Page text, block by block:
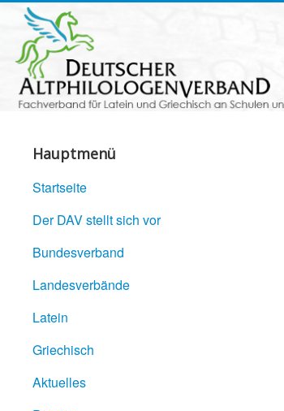
Hauptmenü
Startseite
Der DAV stellt sich vor
Bundesverband
Landesverbände
Latein
Griechisch
Aktuelles